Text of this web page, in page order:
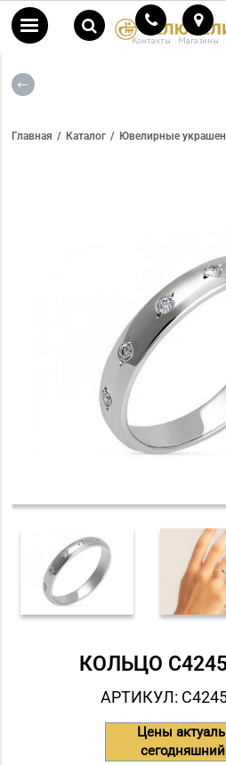
Контакты Магазины
Главная Каталог Ювелирные
КОЛЬЦО
АРТИКУЛ:
Цены